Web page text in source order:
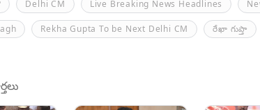
Delhi CM Live Breaking News Headlines
Rekha Gupta To be Next Delhi CM రేఖా గుప్తా